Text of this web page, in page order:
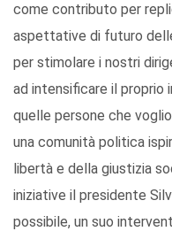
come contributo per
aspettative di futuro
per stimolare i nostri
ad intensificare il
quelle persone che
una comunità politica
libertà e della giustizia
iniziative il presidente
possibile, un suo